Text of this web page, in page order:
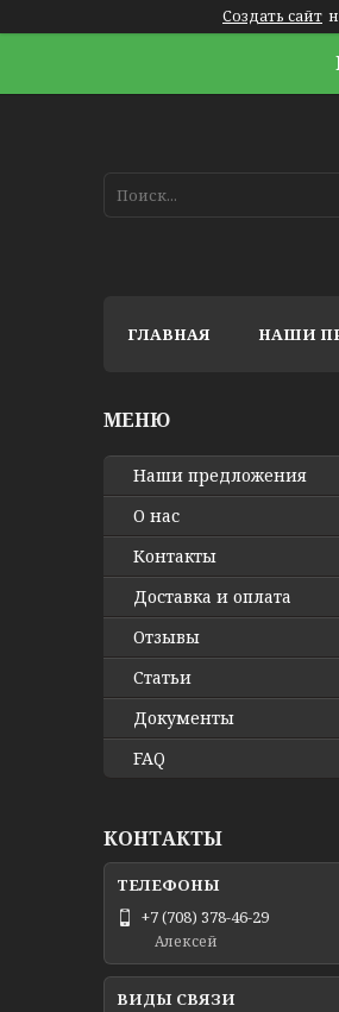
Создать сайт
ГЛАВНАЯ НАШИ
Наши предложения
О нас
Контакты
Доставка и оплата
Отзывы
Статьи
Документы
FAQ
КОНТАКТЫ
+7 (708) 378-46-29
Алексей